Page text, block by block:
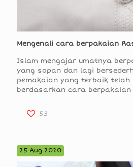
Mengenali cara berpakaian
Islam mengajar umatnya
yang sopan dan lagi
pemakaian yang terbaik telah
berdasarkan cara berpakaian
53
25 Aug 2020